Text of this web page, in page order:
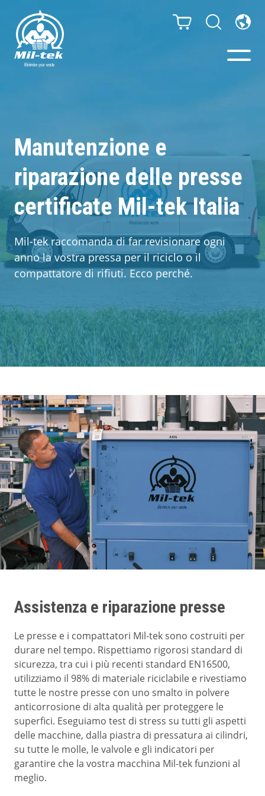
Il tuo settore
Materiali
Infinity – Sacchi senza fine
Case studies
Azienda
Webshop
Contatti
Manutenzione e
riparazione delle presse
certificate Mil-tek Italia
Mil-tek raccomanda di far revisionare ogni
anno la vostra pressa per il riciclo o il
compattatore di rifiuti. Ecco perché.
Assistenza e riparazione presse
Le presse e i compattatori Mil-tek sono costruiti per
durare nel tempo. Rispettiamo rigorosi standard di
sicurezza, tra cui i più recenti standard EN16500,
utilizziamo il 98% di materiale riciclabile e rivestiamo
tutte le nostre presse con uno smalto in polvere
anticorrosione di alta qualità per proteggere le
superfici. Eseguiamo test di stress su tutti gli aspetti
delle macchine, dalla piastra di pressatura ai cilindri,
su tutte le molle, le valvole e gli indicatori per
garantire che la vostra macchina Mil-tek funzioni al
meglio.